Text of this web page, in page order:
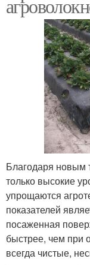
Благодаря новым
только высокие
упрощаются
показателей
посаженная
быстрее, чем при
всегда чистые,